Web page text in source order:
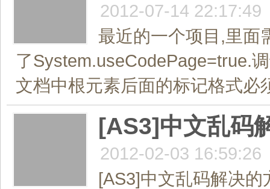
2012-07-14 22:17:49
最近的一个项目,里面
了System.useCodePage=true.
文档中根元素后面的标记格式必
[AS3]中文乱码
2012-02-03 16:59:26
[AS3]中文乱码解决